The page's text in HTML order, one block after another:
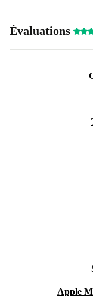
Évaluations
Apple